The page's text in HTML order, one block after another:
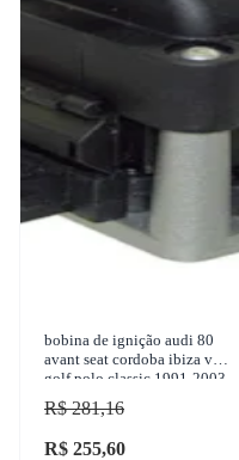
bobina de ignição audi 80
avant seat cordoba ibiza vw
golf polo classic 1991-2003
gauss - gc4000
R$ 281,16
R$ 255,60